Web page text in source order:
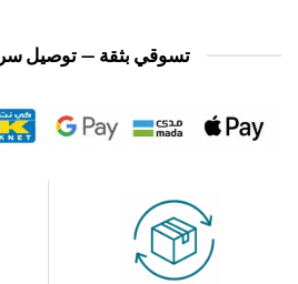
تسوقي بثقة — توصيل سريع